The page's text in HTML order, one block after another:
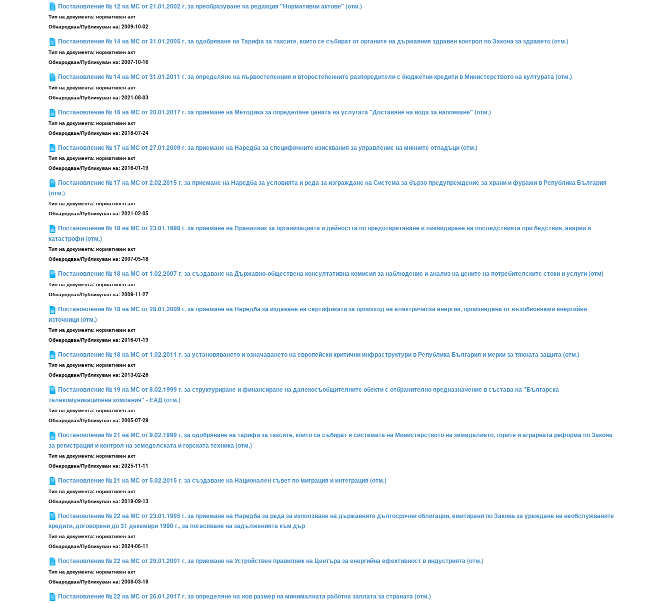
Постановление № 12 на МС от 21.01.2002 г. за преобразуване на редакция "Нормативни актове" (отм.)
Тип на документа: нормативен акт
Обнародван/Публикуван на: 2009-10-02
Постановление № 14 на МС от 31.01.2005 г. за одобряване на Тарифа за таксите, които се събират от органите на държавния здравен контрол по Закона за здравето (отм.)
Тип на документа: нормативен акт
Обнародван/Публикуван на: 2007-10-16
Постановление № 14 на МС от 31.01.2011 г. за определяне на първостепенния и второстепенните разпоредители с бюджетни кредити в Министерството на културата (отм.)
Тип на документа: нормативен акт
Обнародван/Публикуван на: 2021-08-03
Постановление № 16 на МС от 20.01.2017 г. за приемане на Методика за определяне цената на услугата "Доставяне на вода за напояване" (отм.)
Тип на документа: нормативен акт
Обнародван/Публикуван на: 2018-07-24
Постановление № 17 на МС от 27.01.2009 г. за приемане на Наредба за специфичните изисквания за управление на минните отпадъци (отм.)
Тип на документа: нормативен акт
Обнародван/Публикуван на: 2016-01-19
Постановление № 17 на МС от 2.02.2015 г. за приемане на Наредба за условията и реда за изграждане на Система за бързо предупреждение за храни и фуражи в Република България
(отм.)
Тип на документа: нормативен акт
Обнародван/Публикуван на: 2021-02-05
Постановление № 18 на МС от 23.01.1998 г. за приемане на Правилник за организацията и дейността по предотвратяване и ликвидиране на последствията при бедствия, аварии и
катастрофи (отм.)
Тип на документа: нормативен акт
Обнародван/Публикуван на: 2007-05-18
Постановление № 18 на МС от 1.02.2007 г. за създаване на Държавно-обществена консултативна комисия за наблюдение и анализ на цените на потребителските стоки и услуги (отм)
Тип на документа: нормативен акт
Обнародван/Публикуван на: 2009-11-27
Постановление № 18 на МС от 28.01.2009 г. за приемане на Наредба за издаване на сертификати за произход на електрическа енергия, произведена от възобновяеми енергийни
източници (отм.)
Тип на документа: нормативен акт
Обнародван/Публикуван на: 2016-01-19
Постановление № 18 на МС от 1.02.2011 г. за установяването и означаването на европейски критични инфраструктури в Република България и мерки за тяхната защита (отм.)
Тип на документа: нормативен акт
Обнародван/Публикуван на: 2013-02-26
Постановление № 19 на МС от 8.02.1999 г. за структуриране и финансиране на далекосъобщителните обекти с отбранително предназначение в състава на "Българска
телекомуникационна компания" - ЕАД (отм.)
Тип на документа: нормативен акт
Обнародван/Публикуван на: 2005-07-29
Постановление № 21 на МС от 9.02.1999 г. за одобряване на тарифи за таксите, които се събират в системата на Министерството на земеделието, горите и аграрната реформа по Закона
за регистрация и контрол на земеделската и горската техника (отм.)
Тип на документа: нормативен акт
Обнародван/Публикуван на: 2025-11-11
Постановление № 21 на МС от 5.02.2015 г. за създаване на Национален съвет по миграция и интеграция (отм.)
Тип на документа: нормативен акт
Обнародван/Публикуван на: 2019-09-13
Постановление № 22 на МС от 23.01.1995 г. за приемане на Наредба за реда за използване на държавните дългосрочни облигации, емитирани по Закона за уреждане на необслужваните
кредити, договорени до 31 декември 1990 г., за погасяване на задълженията към дър
Тип на документа: нормативен акт
Обнародван/Публикуван на: 2024-06-11
Постановление № 22 на МС от 29.01.2001 г. за приемане на Устройствен правилник на Центъра за енергийна ефективност в индустрията (отм.)
Тип на документа: нормативен акт
Обнародван/Публикуван на: 2008-03-18
Постановление № 22 на МС от 26.01.2017 г. за определяне на нов размер на минималната работна заплата за страната (отм.)